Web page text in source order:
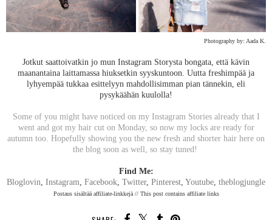
Photography by: Aada K.
Jotkut saattoivatkin jo mun Instagram Storysta bongata, että kävin
maanantaina laittamassa hiuksetkin syyskuntoon. Uutta freshimpää ja
lyhyempää tukkaa esittelyyn mahdollisimman pian tännekin, eli
pysykäähän kuulolla!
Some of you might have noticed on my Instagram Stories already that I
went and got my hair cut on Monday, so now my locks are ready for
autumn too. Hopefully showing you the new fresh and shorter hair here on
the blog soon as well, so stay tuned!
Find Me:
Bloglovin Instagram Facebook Twitter, Pinterest Youtube theblogjungle
Postaus sisältää affiliate-linkkejä // This post contains affiliate links